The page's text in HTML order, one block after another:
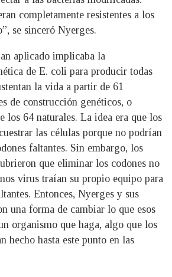
completamente resistentes a los
se sinceró Nyerges.
aplicado implicaba la
de E. coli para producir todas
la vida a partir de 61
de construcción genéticos, o
los 64 naturales. La idea era que los
las células porque no podrían
faltantes. Sin embargo, los
que eliminar los codones no
virus traían su propio equipo para
Entonces, Nyerges y sus
una forma de cambiar lo que esos
organismo que haga, algo que los
hecho hasta este punto en las